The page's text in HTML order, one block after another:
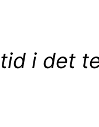
i det